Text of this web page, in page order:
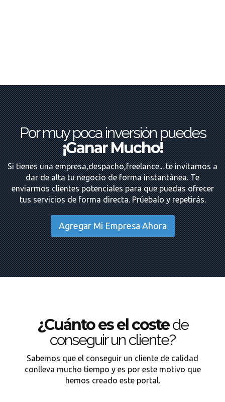
Por muy poca inversión puedes
¡Ganar Mucho!
Si tienes una empresa,despacho,freelance... te invitamos a
dar de alta tu negocio de forma instantánea. Te
enviarmos clientes potenciales para que puedas ofrecer
tus servicios de forma directa. Prúebalo y repetirás.
Agregar Mi Empresa Ahora
¿Cuánto es el costede
conseguir un cliente?
Sabemos que el conseguir un cliente de calidad
conlleva mucho tiempo y es por este motivo que
hemos creado este portal.